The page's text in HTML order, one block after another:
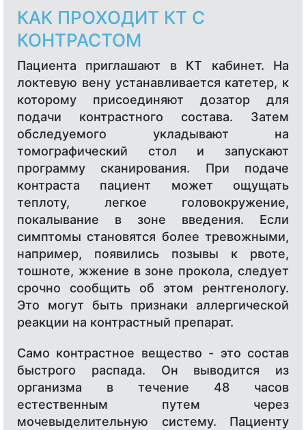
КАК ПРОХОДИТ КТ С
КОНТРАСТОМ
Пациента приглашают в КТ кабинет. На
локтевую вену устанавливается катетер, к
которому присоединяют дозатор для
подачи контрастного состава. Затем
обследуемого укладывают на
томографический стол и запускают
программу сканирования. При подаче
контраста пациент может ощущать
теплоту, легкое головокружение,
покалывание в зоне введения. Если
симптомы становятся более тревожными,
например, появились позывы к рвоте,
тошноте, жжение в зоне прокола, следует
срочно сообщить об этом рентгенологу.
Это могут быть признаки аллергической
реакции на контрастный препарат.
Само контрастное вещество - это состав
быстрого распада. Он выводится из
организма в течение 48 часов
естественным путем через
мочевыделительную систему. Пациенту